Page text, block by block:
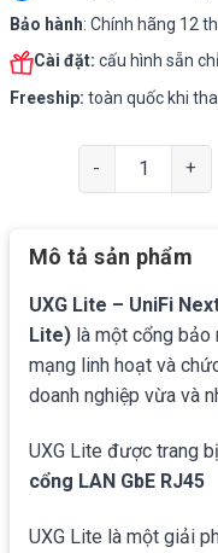
Bảo hành: Chính hãng 12
Cài đặt: cấu hình sẵn
Freeship: toàn quốc khi
UXG Lite |
Mô tả sản phẩm
UXG Lite – UniFi
Lite) là một cổng
mạng linh hoạt và
doanh nghiệp vừa và
UXG Lite được trang bị
cổng LAN GbE RJ45
UXG Lite là một giải